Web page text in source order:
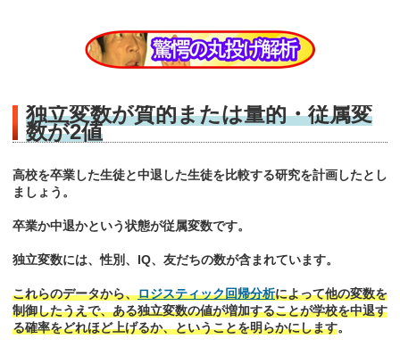
独立変数が質的または量的・従属変
数が2値
高校を卒業した生徒と中退した生徒を比較する研究を計画したとし
ましょう。
卒業か中退かという状態が従属変数です。
独立変数には、性別、IQ、友だちの数が含まれています。
これらのデータから、ロジスティック回帰分析によって他の変数を
制御したうえで、ある独立変数の値が増加することが学校を中退す
る確率をどれほど上げるか、ということを明らかにします。